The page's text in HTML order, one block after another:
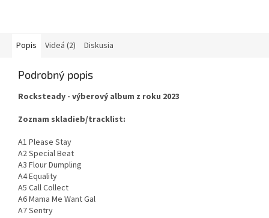
Popis Videá (2) Diskusia
Podrobný popis
Rocksteady - výberový album z roku 2023
Zoznam skladieb/tracklist:
A1 Please Stay
A2 Special Beat
A3 Flour Dumpling
A4 Equality
A5 Call Collect
A6 Mama Me Want Gal
A7 Sentry